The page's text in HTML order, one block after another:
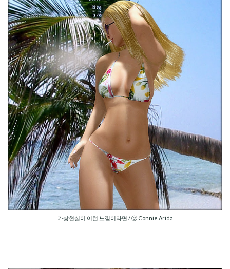
가상현실이 이런 느낌이라면 / ⓒ Connie Arida